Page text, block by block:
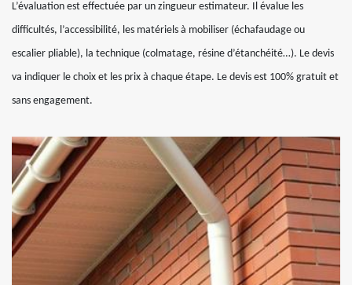
L’évaluation est effectuée par un zingueur estimateur. Il évalue les
difficultés, l’accessibilité, les matériels à mobiliser (échafaudage ou
escalier pliable), la technique (colmatage, résine d’étanchéité…). Le devis
va indiquer le choix et les prix à chaque étape. Le devis est 100% gratuit et
sans engagement.